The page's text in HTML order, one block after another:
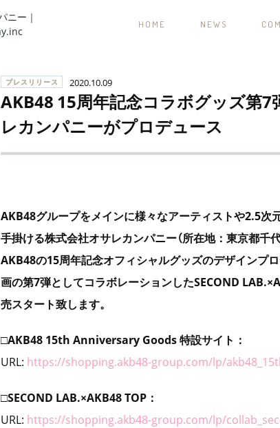
HOME NEWS
プレスリリース 2020.10.09
AKB48 15周年記念コラボグッズ第7
レカンパニーがプロデュース
AKB48グループをメインに様々なアーティストや2.5次
手掛ける株式会社オサレカンパニー（所在地：東京都千
AKB48の15周年記念オフィシャルグッズのデザインプ
画の第7弾としてコラボレーションしたSECOND LAB.×
売スタート致します。
□AKB48 15th Anniversary Goods特設サイト：
URL: https://shopping.akb48-group.com/lp/
□SECOND LAB.×AKB48 TOP：
URL: https://shopping.akb48-group.com/lp/